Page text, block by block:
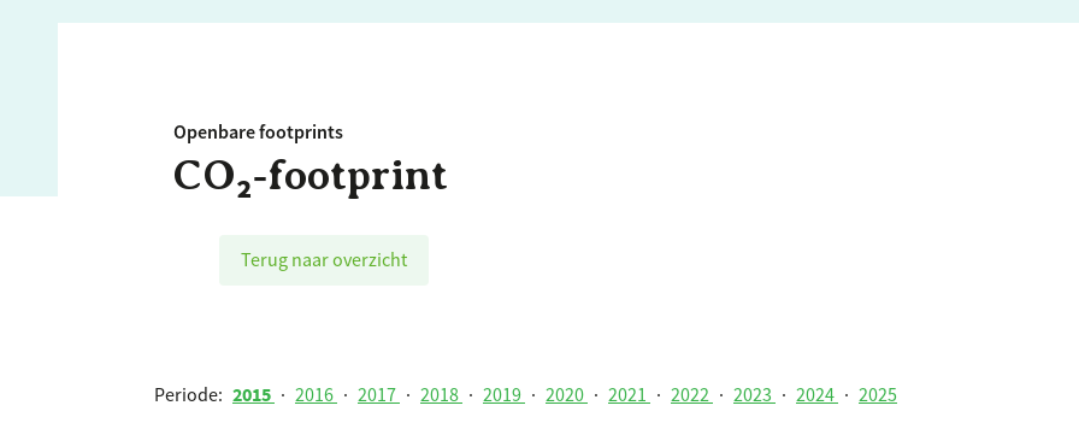
Openbare footprints
CO₂‑footprint
Terug naar overzicht
Periode: 2015 · 2016 · 2017 · 2018 · 2019 · 2020 · 2021 · 2022 · 2023 · 2024 · 2025